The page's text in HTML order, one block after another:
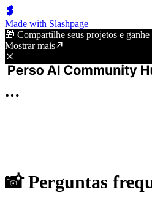
Made with Slashpage
🎁 Compartilhe seus projetos e
Mostrar mais
📸 Perguntas